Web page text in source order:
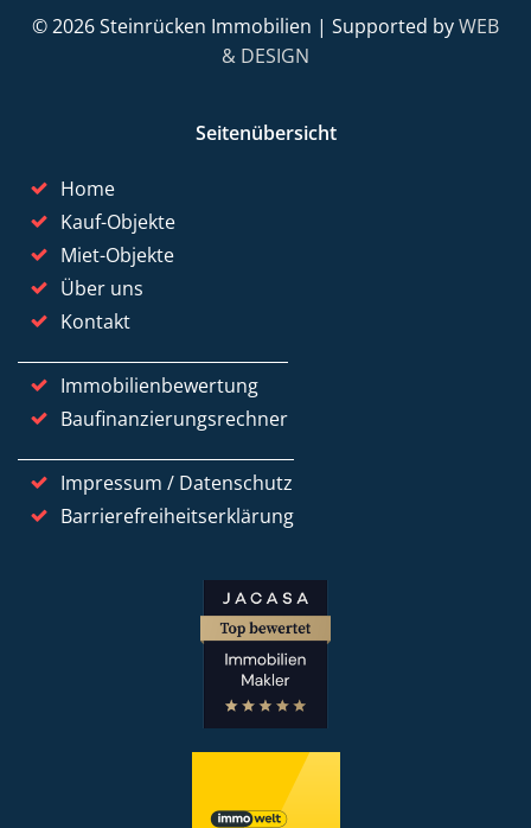
© 2026 Steinrücken Immobilien | Supported byWEB
& DESIGN
Seitenübersicht
Home
Kauf-Objekte
Miet-Objekte
Über uns
Kontakt
Immobilienbewertung
Baufinanzierungsrechner
Impressum / Datenschutz
Barrierefreiheitserklärung